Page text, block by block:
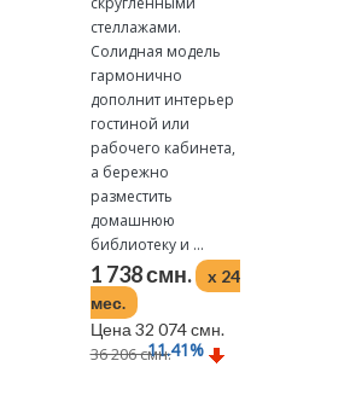
стеллажами.
Солидная модель
гармонично
дополнит интерьер
гостиной или
рабочего кабинета,
а бережно
разместить
домашнюю
библиотеку и ...
1 738 смн.
x 24
мес.
Цена 32 074 смн.
36 206 смн.
11.41%